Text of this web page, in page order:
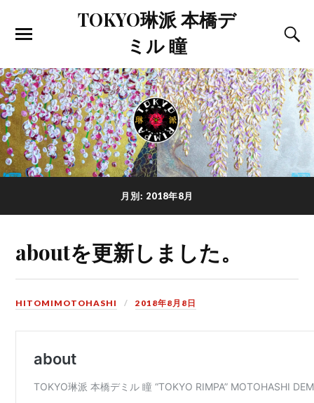
TOKYO琳派 本橋デ
ミル 瞳
月別: 2018年8月
aboutを更新しました。
HITOMIMOTOHASHI 2018年8月8日